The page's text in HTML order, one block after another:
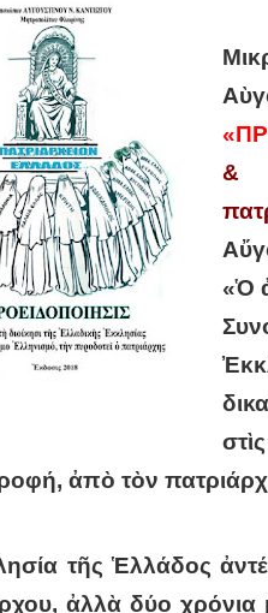
&
«Ὁ
ἀπὸ τὸν
τῆς Ἑλλάδος
ἀλλὰ δύο